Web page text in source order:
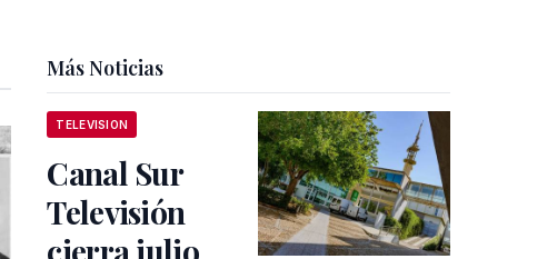
Más Noticias
TELEVISION
Canal Sur
Televisión
cierra julio